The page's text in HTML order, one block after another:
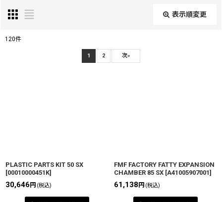
表示順変更
120件
1 2 次»
PLASTIC PARTS KIT 50 SX
[00010000451K]
30,646 円 (税込)
FMF FACTORY FATTY EXPANSION
CHAMBER 85 SX [A41005907001]
61,138 円 (税込)